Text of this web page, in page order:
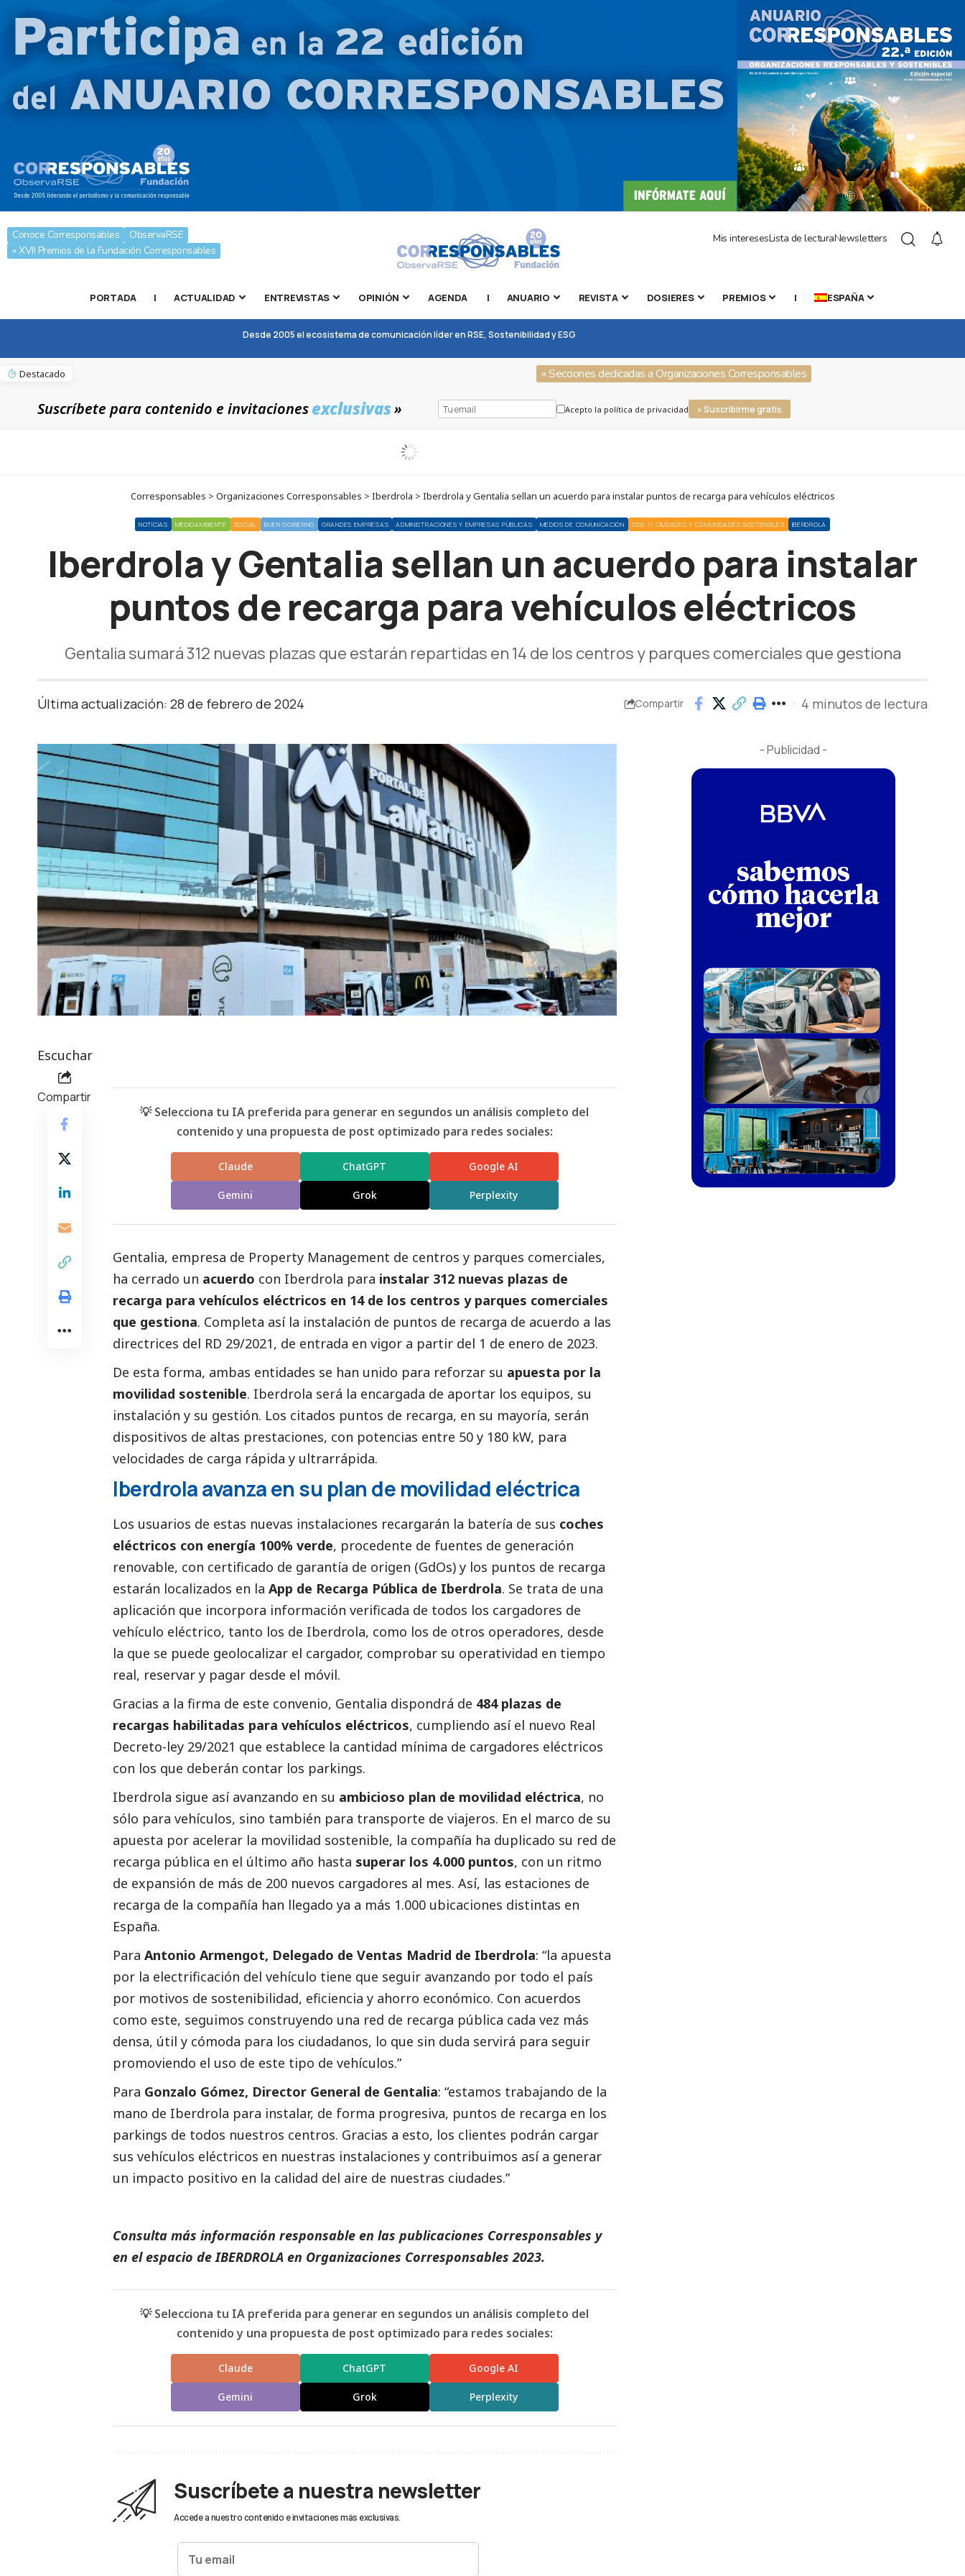
Conoce Corresponsables
ObservaRSE
» XVII Premios de la Fundación Corresponsables
Mis interesesLista de lecturaNewsletters
PORTADA | ACTUALIDAD ENTREVISTAS OPINIÓN AGENDA | ANUARIO REVISTA DOSIERES PREMIOS | ESPAÑA
Desde 2005 el ecosistema de comunicación líder en RSE, Sostenibilidad y ESG
Destacado » Secciones dedicadas a Organizaciones Corresponsables
Suscríbete para contenido e invitacionesexclusivas» Acepto la política de privacidad » Suscribirme gratis
Corresponsables > Organizaciones Corresponsables > Iberdrola > Iberdrola y Gentalia sellan un acuerdo para instalar puntos de recarga para vehículos eléctricos
NOTICIAS MEDIOAMBIENTE SOCIAL BUEN GOBIERNO GRANDES EMPRESAS ADMINISTRACIONES Y EMPRESAS PÚBLICAS MEDIOS DE COMUNICACIÓN ODS 11 CIUDADES Y COMUNIDADES SOSTENIBLES IBERDROLA
Iberdrola y Gentalia sellan un acuerdo para instalar
puntos de recarga para vehículos eléctricos
Gentalia sumará 312 nuevas plazas que estarán repartidas en 14 de los centros y parques comerciales que gestiona
Última actualización: 28 de febrero de 2024 Compartir 4 minutos de lectura
Escuchar
Compartir
💡 Selecciona tu IA preferida para generar en segundos un análisis completo del
contenido y una propuesta de post optimizado para redes sociales:
Claude ChatGPT Google AI
Gemini Grok Perplexity
Gentalia, empresa de Property Management de centros y parques comerciales,
ha cerrado un acuerdo con Iberdrola para instalar 312 nuevas plazas de
recarga para vehículos eléctricos en 14 de los centros y parques comerciales
que gestiona. Completa así la instalación de puntos de recarga de acuerdo a las
directrices del RD 29/2021, de entrada en vigor a partir del 1 de enero de 2023.
De esta forma, ambas entidades se han unido para reforzar su apuesta por la
movilidad sostenible. Iberdrola será la encargada de aportar los equipos, su
instalación y su gestión. Los citados puntos de recarga, en su mayoría, serán
dispositivos de altas prestaciones, con potencias entre 50 y 180 kW, para
velocidades de carga rápida y ultrarrápida.
Iberdrola avanza en su plan de movilidad eléctrica
Los usuarios de estas nuevas instalaciones recargarán la batería de sus coches
eléctricos con energía 100% verde, procedente de fuentes de generación
renovable, con certificado de garantía de origen (GdOs) y los puntos de recarga
estarán localizados en la App de Recarga Pública de Iberdrola. Se trata de una
aplicación que incorpora información verificada de todos los cargadores de
vehículo eléctrico, tanto los de Iberdrola, como los de otros operadores, desde
la que se puede geolocalizar el cargador, comprobar su operatividad en tiempo
real, reservar y pagar desde el móvil.
Gracias a la firma de este convenio, Gentalia dispondrá de 484 plazas de
recargas habilitadas para vehículos eléctricos, cumpliendo así el nuevo Real
Decreto-ley 29/2021 que establece la cantidad mínima de cargadores eléctricos
con los que deberán contar los parkings.
Iberdrola sigue así avanzando en su ambicioso plan de movilidad eléctrica, no
sólo para vehículos, sino también para transporte de viajeros. En el marco de su
apuesta por acelerar la movilidad sostenible, la compañía ha duplicado su red de
recarga pública en el último año hasta superar los 4.000 puntos, con un ritmo
de expansión de más de 200 nuevos cargadores al mes. Así, las estaciones de
recarga de la compañía han llegado ya a más 1.000 ubicaciones distintas en
España.
Para Antonio Armengot, Delegado de Ventas Madrid de Iberdrola: “la apuesta
por la electrificación del vehículo tiene que seguir avanzando por todo el país
por motivos de sostenibilidad, eficiencia y ahorro económico. Con acuerdos
como este, seguimos construyendo una red de recarga pública cada vez más
densa, útil y cómoda para los ciudadanos, lo que sin duda servirá para seguir
promoviendo el uso de este tipo de vehículos.”
Para Gonzalo Gómez, Director General de Gentalia: “estamos trabajando de la
mano de Iberdrola para instalar, de forma progresiva, puntos de recarga en los
parkings de todos nuestros centros. Gracias a esto, los clientes podrán cargar
sus vehículos eléctricos en nuestras instalaciones y contribuimos así a generar
un impacto positivo en la calidad del aire de nuestras ciudades.”
Consulta más información responsable en las publicaciones Corresponsables y
en el espacio deIBERDROLA en Organizaciones Corresponsables 2023.
💡 Selecciona tu IA preferida para generar en segundos un análisis completo del
contenido y una propuesta de post optimizado para redes sociales:
Claude ChatGPT Google AI
Gemini Grok Perplexity
Suscríbete a nuestra newsletter
Accede a nuestro contenido e invitaciones más exclusivas.
- Publicidad -